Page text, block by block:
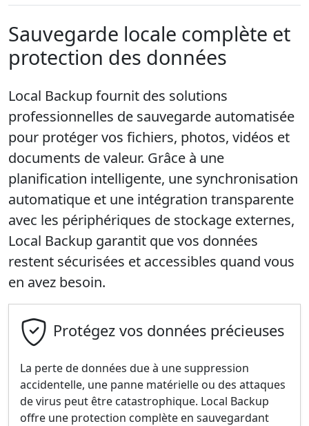
Sauvegarde locale complète et
protection des données
Local Backup fournit des solutions
professionnelles de sauvegarde automatisée
pour protéger vos fichiers, photos, vidéos et
documents de valeur. Grâce à une
planification intelligente, une synchronisation
automatique et une intégration transparente
avec les périphériques de stockage externes,
Local Backup garantit que vos données
restent sécurisées et accessibles quand vous
en avez besoin.
Protégez vos données précieuses
La perte de données due à une suppression
accidentelle, une panne matérielle ou des attaques
de virus peut être catastrophique. Local Backup
offre une protection complète en sauvegardant